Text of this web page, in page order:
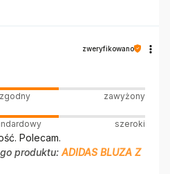
zweryfikowano
zgodny
zawyżony
szeroki
Polecam.
produktu: ADIDAS BLUZA Z